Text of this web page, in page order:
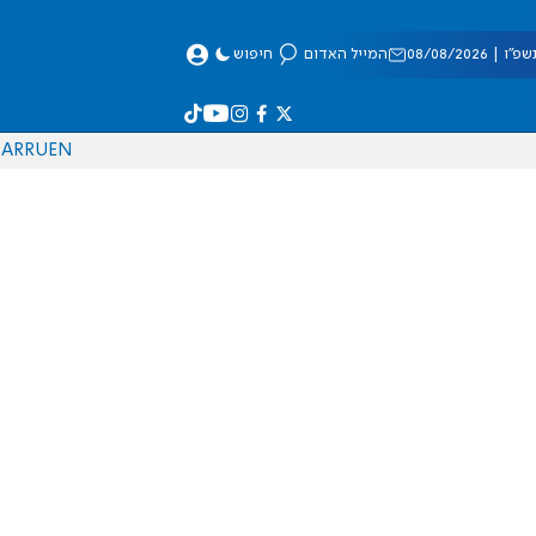
08/2026 המייל האדום חיפוש
EN
RU
AR